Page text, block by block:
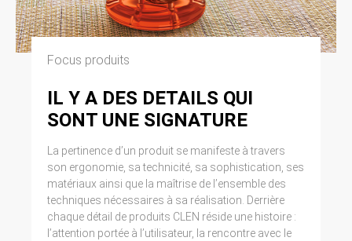
Focus produits
IL Y A DES DETAILS QUI
SONT UNE SIGNATURE
La pertinence d’un produit se manifeste à travers
son ergonomie, sa technicité, sa sophistication, ses
matériaux ainsi que la maîtrise de l’ensemble des
techniques nécessaires à sa réalisation. Derrière
chaque détail de produits CLEN réside une histoire :
l’attention portée à l’utilisateur, la rencontre avec le